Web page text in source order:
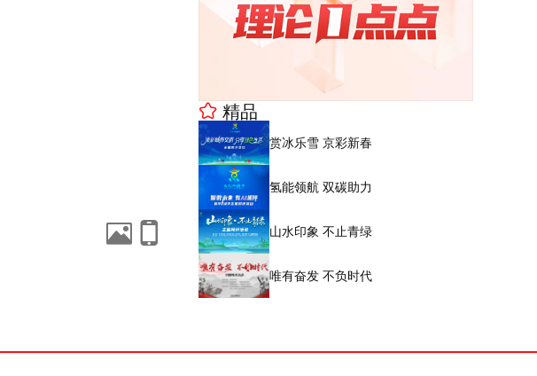
精品
赏冰乐雪 京彩新春
氢能领航 双碳助力
山水印象 不止青绿
唯有奋发 不负时代